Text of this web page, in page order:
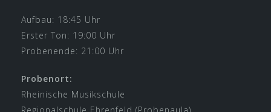
Aufbau: 18:45 Uhr
Erster Ton: 19:00 Uhr
Probenende: 21:00 Uhr
Probenort:
Rheinische Musikschule